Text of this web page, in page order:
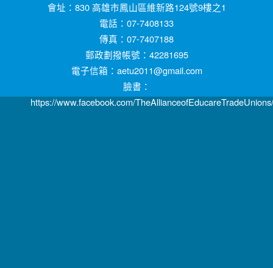
會址：830 高雄市鳳山區維新路124號9樓之1
電話：07-7408133
傳真：07-7407188
郵政劃撥帳號：42281695
電子信箱：aetu2011@gmail.com
臉書：
https://www.facebook.com/TheAllianceofEducareTradeUnions/